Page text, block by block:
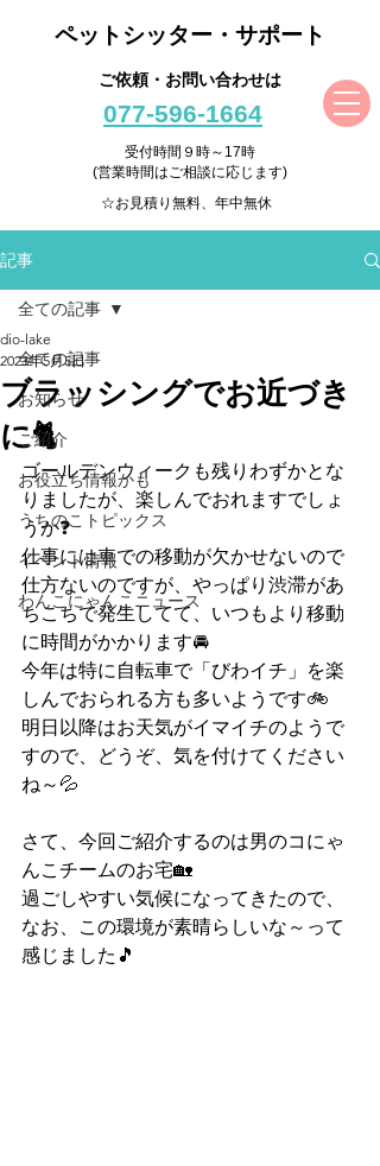
ペットシッター・サポート
ご依頼・お問い合わせは
077-596-1664
受付時間９時～17時
(営業時間はご相談に応じます)
☆お見積り無料、年中無休
記事
全ての記事
お知らせ
ご紹介
お役立ち情報かも
うちのこトピックス
イベント情報
わんこにゃんこニュース
全ての記事
ブラッシングでお近づき
に🐈
dio-lake
2023年5月5日
ゴールデンウィークも残りわずかとな
りましたが、楽しんでおれますでしょ
うか❓
仕事には車での移動が欠かせないので
仕方ないのですが、やっぱり渋滞があ
ちこちで発生してて、いつもより移動
に時間がかかります🚘
今年は特に自転車で「びわイチ」を楽
しんでおられる方も多いようです🚲
明日以降はお天気がイマイチのようで
すので、どうぞ、気を付けてください
ね～💦
さて、今回ご紹介するのは男のコにゃ
んこチームのお宅🏡
過ごしやすい気候になってきたので、
なお、この環境が素晴らしいな～って
感じました🎵